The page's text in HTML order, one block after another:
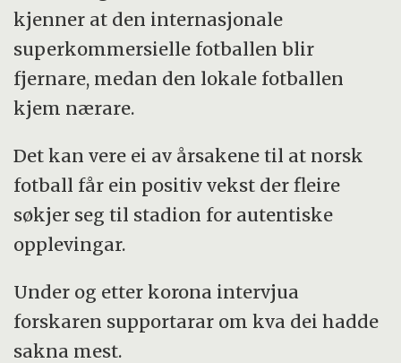
kjenner at den internasjonale
superkommersielle fotballen blir
fjernare, medan den lokale fotballen
kjem nærare.
Det kan vere ei av årsakene til at norsk
fotball får ein positiv vekst der fleire
søkjer seg til stadion for autentiske
opplevingar.
Under og etter korona intervjua
forskaren supportarar om kva dei hadde
sakna mest.